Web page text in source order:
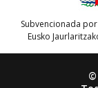
Subvencionada
Eusko
©